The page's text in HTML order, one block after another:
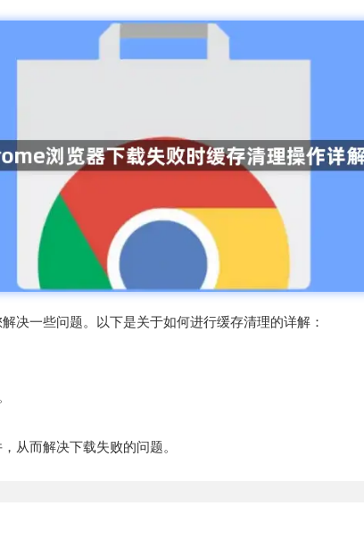
决一些问题。以下是关于如何进行缓存清理的详解：
从而解决下载失败的问题。